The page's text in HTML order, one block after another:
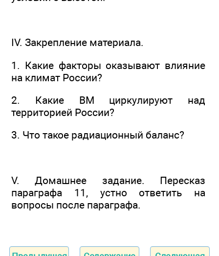
IV. Закрепление материала.
1. Какие факторы оказывают влияние
на климат России?
2. Какие ВМ циркулируют над
территорией России?
3. Что такое радиационный баланс?
V. Домашнее задание. Пересказ
параграфа 11, устно ответить на
вопросы после параграфа.